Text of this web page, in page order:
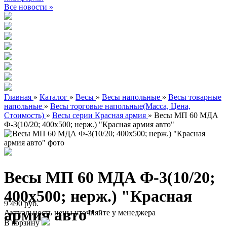
Все новости »
Главная » Каталог » Весы » Весы напольные » Весы товарные
напольные » Весы торговые напольные(Масса, Цена,
Стоимость) » Весы серии Красная армия » Весы МП 60 МДА
Ф-3(10/20; 400х500; нерж.) "Красная армия авто"
Весы МП 60 МДА Ф-3(10/20;
400х500; нерж.) "Красная
армия авто"
9 490 руб.
Актуальность цены уточняйте у менеджера
В корзину